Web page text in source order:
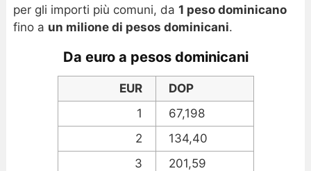
per gli importi più comuni, da 1 peso dominicano
fino a un milione di pesos dominicani.
Da euro a pesos dominicani
EUR
DOP
1
67,198
2
134,40
3
201,59